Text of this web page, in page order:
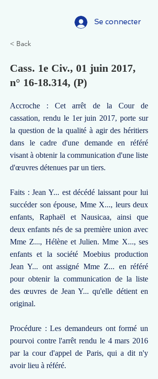
Se connecter
< Back
Cass. 1e Civ., 01 juin 2017,
n° 16-18.314, (P)
Accroche : Cet arrêt de la Cour de
cassation, rendu le 1er juin 2017, porte sur
la question de la qualité à agir des héritiers
dans le cadre d'une demande en référé
visant à obtenir la communication d'une liste
d'œuvres détenues par un tiers.
Faits : Jean Y... est décédé laissant pour lui
succéder son épouse, Mme X..., leurs deux
enfants, Raphaël et Nausicaa, ainsi que
deux enfants nés de sa première union avec
Mme Z..., Hélène et Julien. Mme X..., ses
enfants et la société Moebius production
Jean Y... ont assigné Mme Z... en référé
pour obtenir la communication de la liste
des œuvres de Jean Y... qu'elle détient en
original.
Procédure : Les demandeurs ont formé un
pourvoi contre l'arrêt rendu le 4 mars 2016
par la cour d'appel de Paris, qui a dit n'y
avoir lieu à référé.